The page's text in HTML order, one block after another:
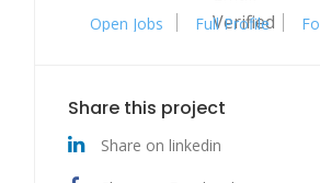
Open Jobs Full Profile
Share this project
Share on linkedin